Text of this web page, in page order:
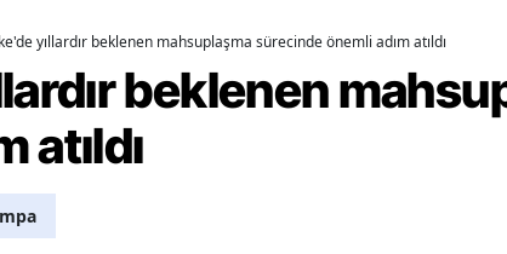
Muş
Nevşehir
yıllardır beklenen mahsuplaşma sürecinde önemli adım atıldı
beklenen
atıldı